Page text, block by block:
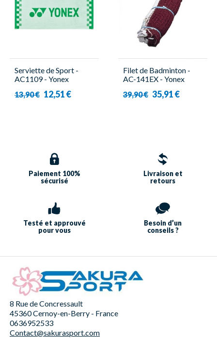
Serviette de Sport -
AC1109 - Yonex
13,90 € 12,51 €
Filet de Badminton -
AC-141EX - Yonex
39,90 € 35,91 €
Paiement 100%
sécurisé
Livraison et
retours
Testé et approuvé
pour vous
Besoin d’un
conseils ?
8 Rue de Concressault
45360 Cernoy-en-Berry - France
0636952533
Contact@sakurasport.com